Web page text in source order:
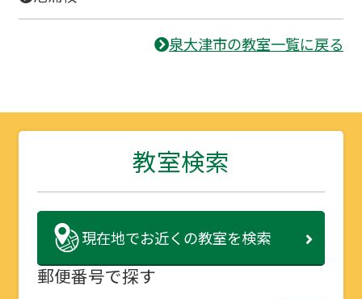
泉大津市の教室一覧に戻る
教室検索
現在地でお近くの教室を検索
郵便番号で探す